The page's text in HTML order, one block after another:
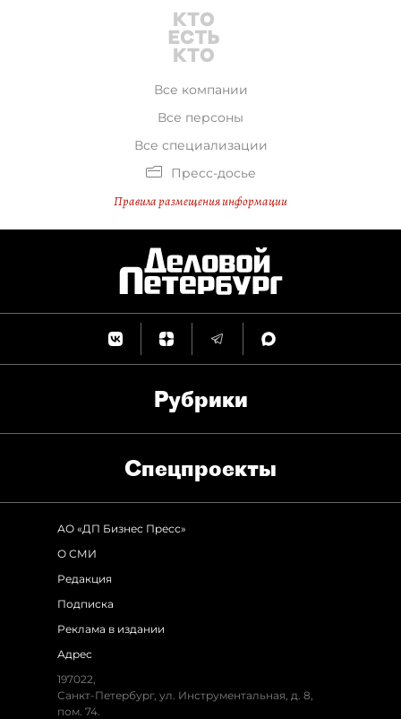
Все компании
Все персоны
Все специализации
Пресс-досье
Правила размещения информации
Рубрики
Спец­проекты
АО «ДП Бизнес Пресс»
О СМИ
Редакция
Подписка
Реклама в издании
Адрес
197022,
Санкт-Петербург, ул. Инструментальная, д. 8,
пом. 74.